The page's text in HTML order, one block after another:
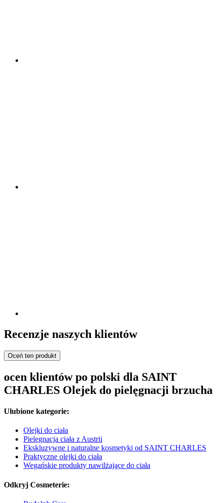
Recenzje naszych klientów
Oceń ten produkt
ocen klientów po polski dla SAINT
CHARLES Olejek do pielęgnacji brzucha
Ulubione kategorie:
Olejki do ciała
Pielęgnacja ciała z Austrii
Ekskluzywne i naturalne kosmetyki od SAINT CHARLES
Praktyczne olejki do ciała
Wegańskie produkty nawilżające do ciała
Odkryj Cosmeterie: